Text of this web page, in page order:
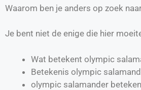
Waarom ben je anders op zoek
Je bent niet de enige die hier
Wat betekent olympic
Betekenis olympic
olympic salamander